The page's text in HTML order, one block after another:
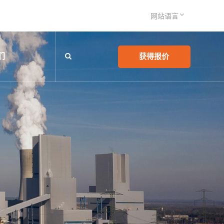
网站语言
获得报价